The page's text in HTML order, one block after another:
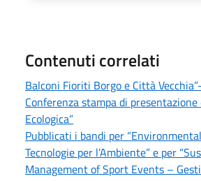
Contenuti correlati
Balconi Fioriti Borgo e Città
Conferenza stampa di presentazione
Ecologica”
Pubblicati i bandi per
Tecnologie per l’Ambiente” e per
Management of Sport Events –